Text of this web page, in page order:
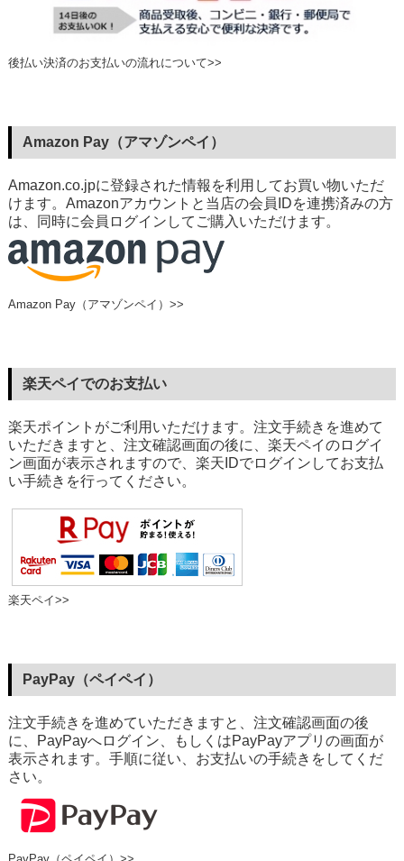
後払い決済のお支払いの流れについて>>
Amazon Pay（アマゾンペイ）
Amazon.co.jpに登録された情報を利用してお買い物いただ
けます。Amazonアカウントと当店の会員IDを連携済みの方
は、同時に会員ログインしてご購入いただけます。
Amazon Pay（アマゾンペイ）>>
楽天ペイでのお支払い
楽天ポイントがご利用いただけます。注文手続きを進めて
いただきますと、注文確認画面の後に、楽天ペイのログイ
ン画面が表示されますので、楽天IDでログインしてお支払
い手続きを行ってください。
楽天ペイ>>
PayPay（ペイペイ）
注文手続きを進めていただきますと、注文確認画面の後
に、PayPayへログイン、もしくはPayPayアプリの画面が
表示されます。手順に従い、お支払いの手続きをしてくだ
さい。